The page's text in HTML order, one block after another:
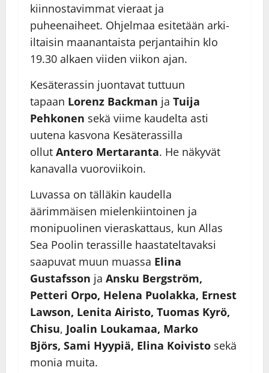
kiinnostavimmat vieraat ja
puheenaiheet. Ohjelmaa esitetään arki-
iltaisin maanantaista perjantaihin klo
19.30 alkaen viiden viikon ajan.
Kesäterassin juontavat tuttuun
tapaan Lorenz Backman ja Tuija
Pehkonen sekä viime kaudelta asti
uutena kasvona Kesäterassilla
ollut Antero Mertaranta. He näkyvät
kanavalla vuoroviikoin.
Luvassa on tälläkin kaudella
äärimmäisen mielenkiintoinen ja
monipuolinen vieraskattaus, kun Allas
Sea Poolin terassille haastateltavaksi
saapuvat muun muassa Elina
Gustafsson ja Ansku Bergström,
Petteri Orpo, Helena Puolakka, Ernest
Lawson, Lenita Airisto, Tuomas Kyrö,
Chisu, Joalin Loukamaa, Marko
Björs, Sami Hyypiä, Elina Koivisto sekä
monia muita.